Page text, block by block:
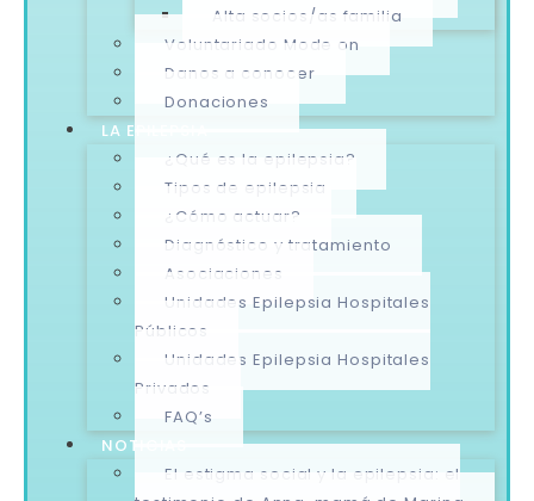
Alta socios/as familia
Voluntariado Mode on
Danos a conocer
Donaciones
LA EPILEPSIA
¿Qué es la epilepsia?
Tipos de epilepsia
¿Cómo actuar?
Diagnóstico y tratamiento
Asociaciones
Unidades Epilepsia Hospitales
Públicos
Unidades Epilepsia Hospitales
Privados
FAQ’s
NOTICIAS
El estigma social y la epilepsia: el